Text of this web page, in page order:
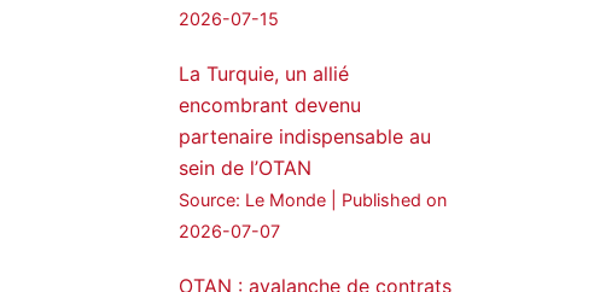
🔗https://medyanews.rs/h4lwBwQ
Twitter
Voir plus...
2026-07-15
La Turquie, un allié
encombrant devenu
partenaire indispensable au
sein de l’OTAN
Source: Le Monde
Published on
2026-07-07
OTAN : avalanche de contrats